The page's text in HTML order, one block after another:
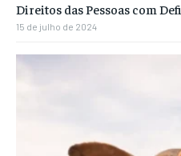
Direitos das Pessoas com
15 de julho de 2024